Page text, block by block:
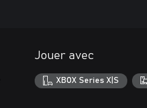
Jouer avec
XBOX Series X|S